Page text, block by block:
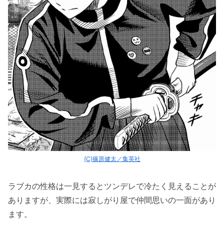
(C)篠原健太／集英社
ラブカの性格は一見するとツンデレで冷たく見えることが
ありますが、実際には寂しがり屋で仲間思いの一面があり
ます。